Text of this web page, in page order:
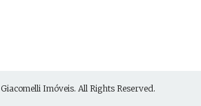
Giacomelli Imóveis. All Rights Reserved.